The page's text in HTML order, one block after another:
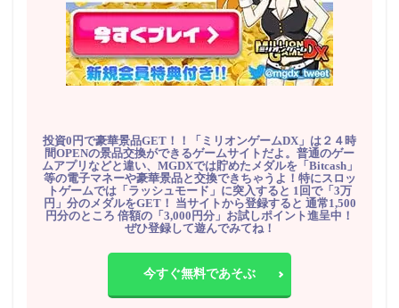
投資0円で豪華景品GET！！「ミリオンゲームDX」は２４時
間OPENの景品交換ができるゲームサイトだよ。普通のゲー
ムアプリなどと違い、MGDXでは貯めたメダルを「Bitcash」
等の電子マネーや豪華景品と交換できちゃうよ！特にスロッ
トゲームでは「ラッシュモード」に突入すると 1回で「3万
円」分のメダルをGET！ 当サイトから登録すると 通常1,500
円分のところ 倍額の「3,000円分」お試しポイント進呈中！
ぜひ登録して遊んでみてね！
今すぐ無料であそぶ